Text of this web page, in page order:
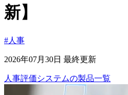
新】
#人事
2026年07月30日 最終更新
人事評価システムの製品一覧